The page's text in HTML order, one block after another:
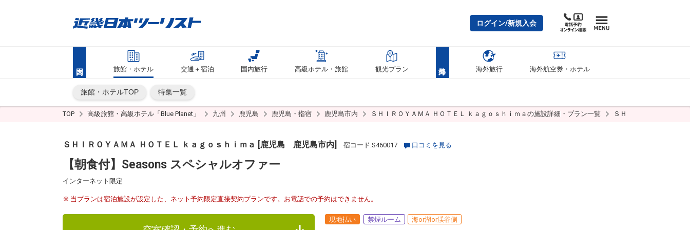
ログイン/新規入会
旅館・ホテル 交通＋宿泊 国内旅行 高級ホテル・旅館 観光プラン 海外旅行 海外航空券・ホテル
旅館・ホテルTOP 特集一覧
TOP 高級旅館・高級ホテル「Blue Planet」 九州 鹿児島 鹿児島・指宿 鹿児島市内 ＳＨＩＲＯＹＡＭＡ ＨＯＴＥＬ ｋａｇｏｓｈｉｍａの施設詳細・プラン一覧 ＳＨＩＲＯＹＡＭＡ Ｈ
ＳＨＩＲＯＹＡＭＡ ＨＯＴＥＬ ｋａｇｏｓｈｉｍａ [鹿児島 鹿児島市内] 宿コード:S460017 口コミを見る
【朝食付】Seasons スペシャルオファー
インターネット限定
当プランは宿泊施設が設定した、ネット予約限定直接契約プランです。お電話での予約はできません。
現地払い 禁煙ルーム 海or湖or渓谷側